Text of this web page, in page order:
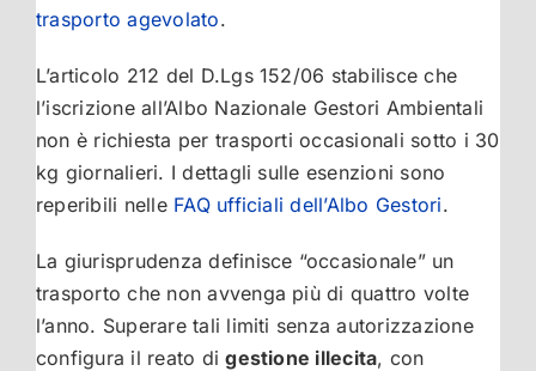
trasporto agevolato.
L’articolo 212 del D.Lgs 152/06 stabilisce che
l’iscrizione all’Albo Nazionale Gestori Ambientali
non è richiesta per trasporti occasionali sotto i 30
kg giornalieri. I dettagli sulle esenzioni sono
reperibili nelle FAQ ufficiali dell’Albo Gestori.
La giurisprudenza definisce “occasionale” un
trasporto che non avvenga più di quattro volte
l’anno. Superare tali limiti senza autorizzazione
configura il reato digestione illecita, con